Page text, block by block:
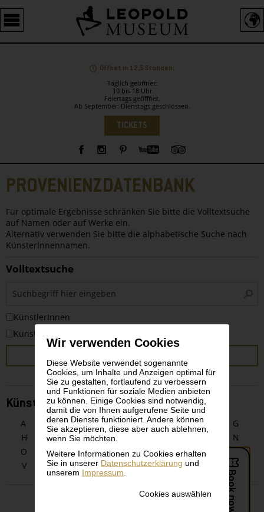
Wir verwenden Cookies
Diese Website verwendet sogenannte
Cookies, um Inhalte und Anzeigen optimal für
Sie zu gestalten, fortlaufend zu verbessern
und Funktionen für soziale Medien anbieten
zu können. Einige Cookies sind notwendig,
damit die von Ihnen aufgerufene Seite und
deren Dienste funktioniert. Andere können
Sie akzeptieren, diese aber auch ablehnen,
wenn Sie möchten.
Weitere Informationen zu Cookies erhalten
Sie in unserer Datenschutzerklärung und
unserem Impressum
Cookies auswählen
Barrierefreie
Bedienung
der
Öffnet in 12,5 Stunden.
Täglich geöffnet:
10 bis 18 Uhr
Feiertags geöffnet.
Ab September: Dienstags geschlossen.
TICKETS
Sidebar
PROVENIENZDATENBANK
Für optimale Ergebnisse schränken Sie bitte die Volltextsuche
auf Namen oder auf Werke ein.
Alternativ verwenden Sie bitte die alphabetische Suche nach
KünsterInnennamen.
Volltextsuche
KünstlerInnen
Kunstwerke
KünstlerInnen alphabetisch
A B C D E F
G
H
I J
N
O
P Q R S T
U
V
W X Y Z